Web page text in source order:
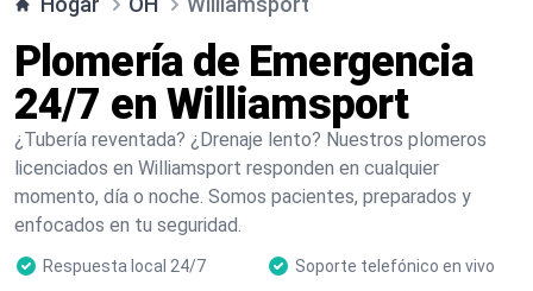
Plomería de Emergencia
24/7 en Williamsport
¿Tubería reventada? ¿Drenaje lento? Nuestros plomeros
licenciados en Williamsport responden en cualquier
momento, día o noche. Somos pacientes, preparados y
enfocados en tu seguridad.
Respuesta local 24/7
Soporte telefónico en vivo